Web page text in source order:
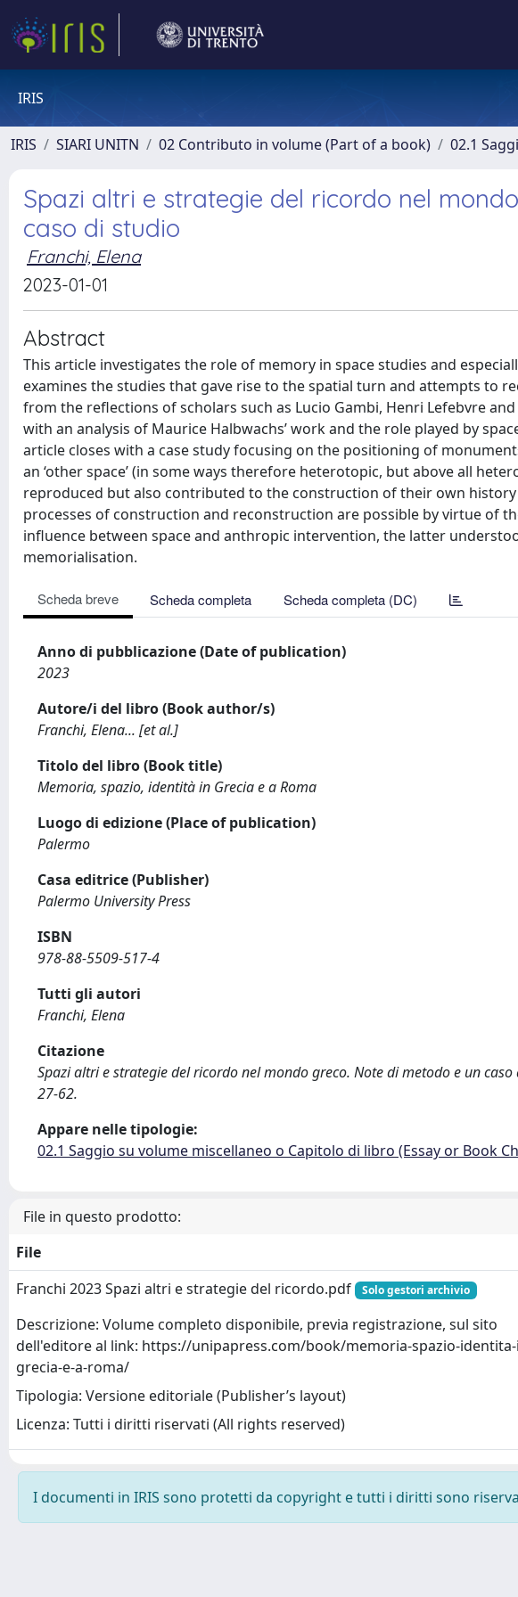
IRIS
IRIS SIARI UNITN 02 Contributo in volume (Part of a book) 02.1
Spazi altri e strategie del ricordo nel
caso di studio
Franchi, Elena
2023-01-01
Abstract
This article investigates the role of memory in space studies and
examines the studies that gave rise to the spatial turn and attempts to
from the reflections of scholars such as Lucio Gambi, Henri Lefebvre
with an analysis of Maurice Halbwachs’ work and the role played by
article closes with a case study focusing on the positioning of
an ‘other space’ (in some ways therefore heterotopic, but above all
reproduced but also contributed to the construction of their own
processes of construction and reconstruction are possible by virtue of
influence between space and anthropic intervention, the latter
memorialisation.
Scheda breve Scheda completa Scheda completa (DC)
Anno di pubblicazione (Date of publication)
2023
Autore/i del libro (Book author/s)
Franchi, Elena... [et al.]
Titolo del libro (Book title)
Memoria, spazio, identità in Grecia e a Roma
Luogo di edizione (Place of publication)
Palermo
Casa editrice (Publisher)
Palermo University Press
ISBN
978-88-5509-517-4
Tutti gli autori
Franchi, Elena
Citazione
Spazi altri e strategie del ricordo nel mondo greco. Note di metodo e un caso
27-62.
Appare nelle tipologie:
02.1 Saggio su volume miscellaneo o Capitolo di libro (Essay or Book
File in questo prodotto:
File
Franchi 2023 Spazi altri e strategie del ricordo.pdf
Solo gestori archivio
Descrizione: Volume completo disponibile, previa registrazione, sul sito
dell'editore al link: https://unipapress.com/book/memoria-spazio-
grecia-e-a-roma/
Tipologia: Versione editoriale (Publisher’s layout)
Licenza: Tutti i diritti riservati (All rights reserved)
I documenti in IRIS sono protetti da copyright e tutti i diritti sono